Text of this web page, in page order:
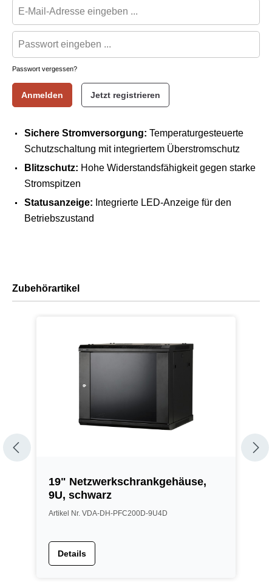
Passwort vergessen?
Anmelden Jetzt registrieren
Sichere Stromversorgung: Temperaturgesteuerte
Schutzschaltung mit integriertem Überstromschutz
Blitzschutz: Hohe Widerstandsfähigkeit gegen starke
Stromspitzen
Statusanzeige: Integrierte LED-Anzeige für den
Betriebszustand
Zubehörartikel
19" Netzwerkschrankgehäuse,
9U, schwarz
Artikel Nr. VDA-DH-PFC200D-9U4D
Details